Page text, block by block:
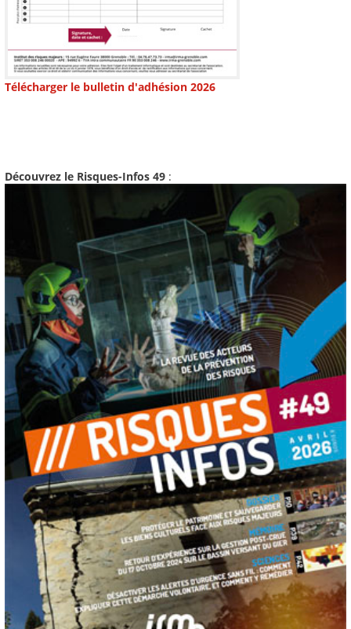
Télécharger le bulletin d'adhésion 2026
Découvrez le Risques-Infos 49 :